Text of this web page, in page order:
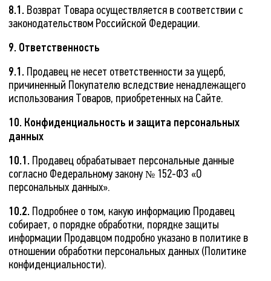
8.1. Возврат Товара осуществляется в соответствии с
законодательством Российской Федерации.
9. Ответственность
9.1. Продавец не несет ответственности за ущерб,
причиненный Покупателю вследствие ненадлежащего
использования Товаров, приобретенных на Сайте.
10. Конфиденциальность и защита персональных
данных
10.1. Продавец обрабатывает персональные данные
согласно Федеральному закону № 152-ФЗ «О
персональных данных».
10.2. Подробнее о том, какую информацию Продавец
собирает, о порядке обработки, порядке защиты
информации Продавцом подробно указано в политике в
отношении обработки персональных данных (Политике
конфиденциальности).